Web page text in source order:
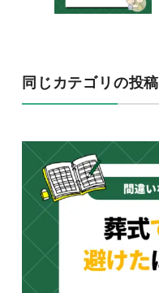
ン
同じカテゴリの投稿